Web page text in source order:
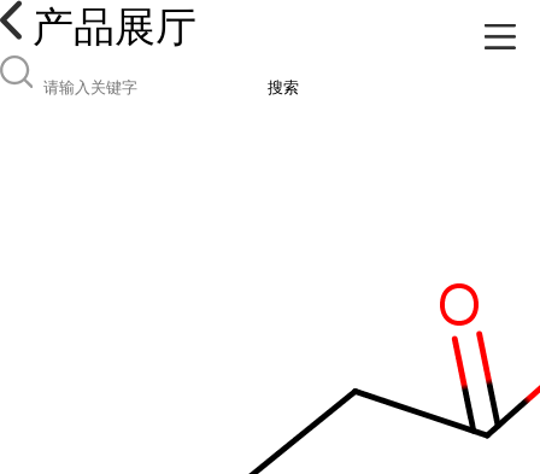
产品展厅
搜索